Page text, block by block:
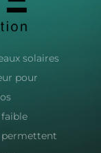
solaires
pour
permettent